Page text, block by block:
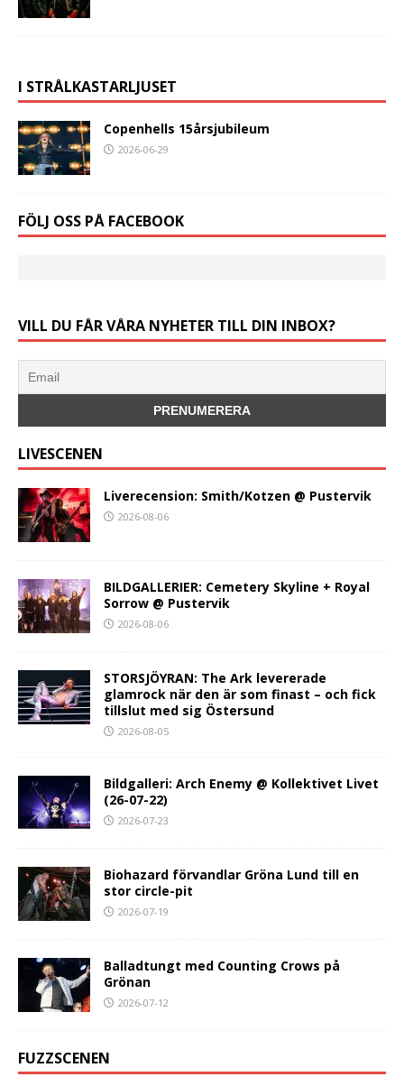
I STRÅLKASTARLJUSET
Copenhells 15årsjubileum
2026-06-29
FÖLJ OSS PÅ FACEBOOK
VILL DU FÅR VÅRA NYHETER TILL DIN INBOX?
LIVESCENEN
Liverecension: Smith/Kotzen @ Pustervik
2026-08-06
BILDGALLERIER: Cemetery Skyline + Royal
Sorrow @ Pustervik
2026-08-06
STORSJÖYRAN: The Ark levererade
glamrock när den är som finast – och fick
tillslut med sig Östersund
2026-08-05
Bildgalleri: Arch Enemy @ Kollektivet Livet
(26-07-22)
2026-07-23
Biohazard förvandlar Gröna Lund till en
stor circle-pit
2026-07-19
Balladtungt med Counting Crows på
Grönan
2026-07-12
FUZZSCENEN